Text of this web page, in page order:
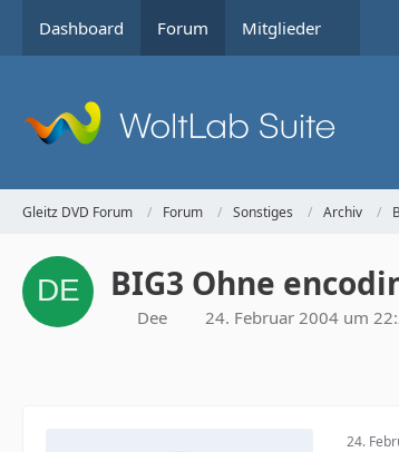
Dashboard Forum Mitglieder
Gleitz DVD Forum Forum Sonstiges Archiv
BIG3 Ohne
Dee 24. Februar 2004 um
24.